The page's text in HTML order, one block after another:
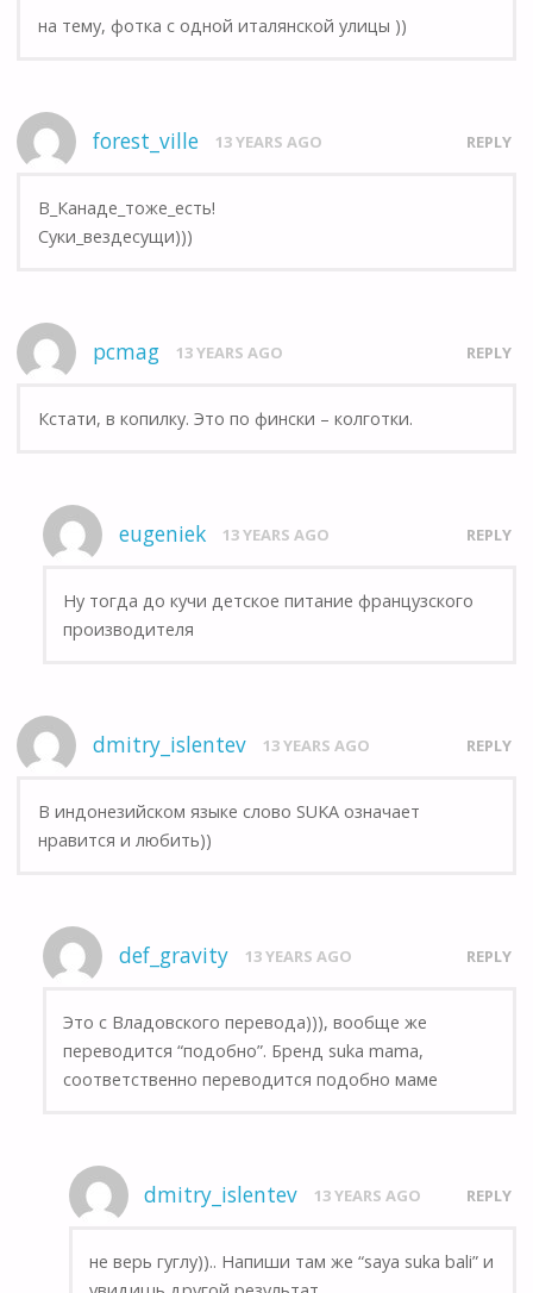
на тему, фотка с одной италянской улицы ))
forest_ville 13 YEARS AGO REPLY
В_Канаде_тоже_есть!
Суки_вездесущи)))
pcmag 13 YEARS AGO REPLY
Кстати, в копилку. Это по фински – колготки.
eugeniek 13 YEARS AGO REPLY
Ну тогда до кучи детское питание французского
производителя
dmitry_islentev 13 YEARS AGO REPLY
В индонезийском языке слово SUKA означает
нравится и любить))
def_gravity 13 YEARS AGO REPLY
Это с Владовского перевода))), вообще же
переводится “подобно”. Бренд suka mama,
соответственно переводится подобно маме
dmitry_islentev 13 YEARS AGO REPLY
не верь гуглу)).. Напиши там же “saya suka bali” и